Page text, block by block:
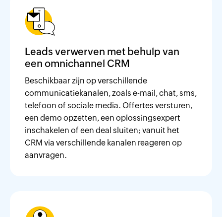
Leads verwerven met behulp van
een omnichannel CRM
Beschikbaar zijn op verschillende
communicatiekanalen, zoals e-mail, chat, sms,
telefoon of sociale media. Offertes versturen,
een demo opzetten, een oplossingsexpert
inschakelen of een deal sluiten; vanuit het
CRM via verschillende kanalen reageren op
aanvragen.